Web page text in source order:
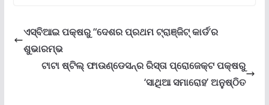
ଏସ୍‌ବିଆଇ ପକ୍ଷରୁ “ଦେଶର ପ୍ରଥମ ଟ୍ରାଞ୍ଜିଟ୍ କାର୍ଡ’ର
ଶୁଭାରମ୍ଭ
ଟାଟା ଷ୍ଟିଲ୍ ଫାଉଣ୍ଡେସନ୍‌ର ରିସ୍ତା ପ୍ରୋଜେକ୍ଟ ପକ୍ଷରୁ
‘ସାଥିଆ ସମାରୋହ’ ଅନୁଷ୍ଠିତ